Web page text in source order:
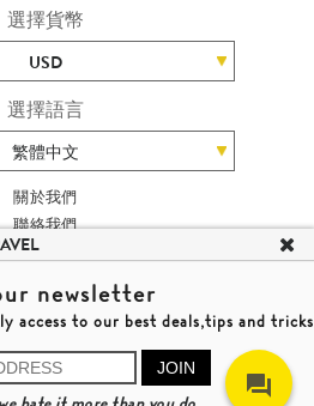
選擇貨幣
USD
選擇語言
繁體中文
關於我們
聯絡我們
加入我們
旅遊網站地圖
廸深品味遊
品味遊有限公司
牌照號碼 353662
newsletter
access to our best deals,tips and tricks
JOIN